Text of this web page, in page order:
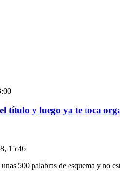
título y luego ya te toca
15:46
500 palabras de esquema y no